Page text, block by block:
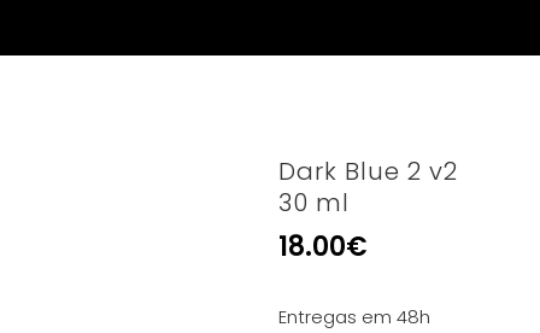
Dark Blue 2 v2
30 ml
18.00€
Entregas em 48h